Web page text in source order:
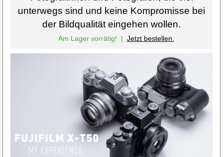
unterwegs sind und keine Kompromisse bei
der Bildqualität eingehen wollen.
Am Lager vorrätig! | Jetzt bestellen.